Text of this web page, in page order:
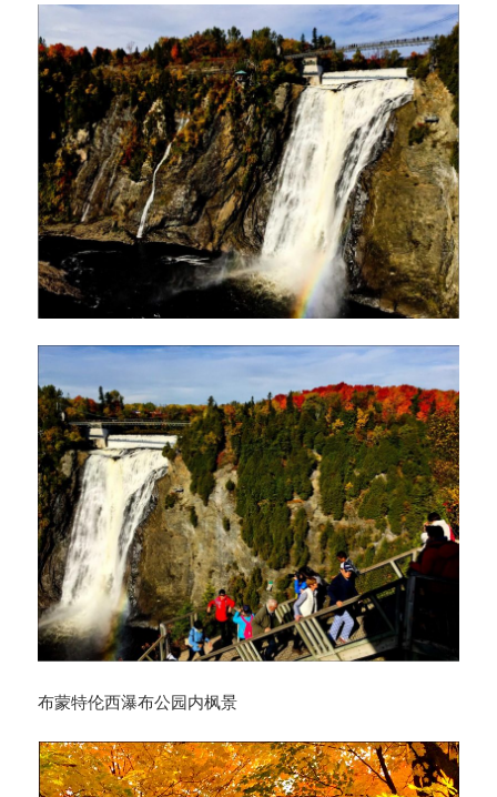
布蒙特伦西瀑布公园内枫景